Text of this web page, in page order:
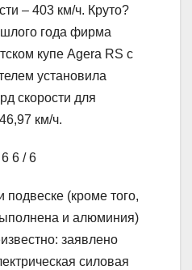
– 403 км/ч. Круто?
года фирма
купе Agera RS с
установила
скорости для
км/ч.
6 / 6
подвеске (кроме того,
и алюминия)
заявлено
силовая